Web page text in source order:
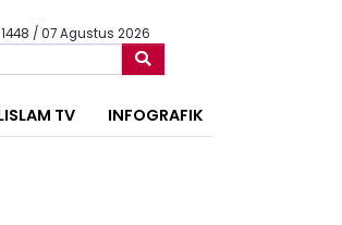
/ 07 Agustus 2026
TV INFOGRAFIK